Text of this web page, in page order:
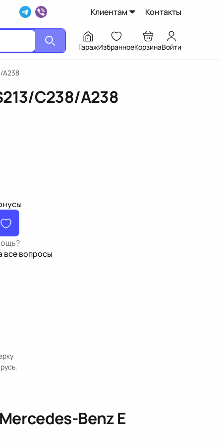
Клиентам Контакты
ГаражИзбранноеКорзинаВойти
A238
C238/A238
все вопросы
Benz E